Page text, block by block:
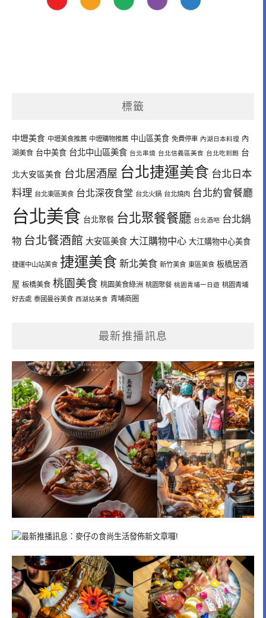
標籤
中壢美食 中壢美食推薦 中壢購物推薦 中山區美食 免費停車 內湖日本料理 內
湖美食 台中美食 台北中山區美食 台北串燒 台北信義區美食 台北吃到飽 台
北大安區美食 台北居酒屋 台北捷運美食 台北日本
料理 台北東區美食 台北深夜食堂 台北火鍋 台北燒肉 台北約會餐廳
台北美食 台北聚餐 台北聚餐餐廳 台北酒吧 台北鍋
物 台北餐酒館 大安區美食 大江購物中心 大江購物中心美食
捷運中山站美食 捷運美食 新北美食 新竹美食 東區美食 板橋居酒
屋 板橋美食 桃園美食 桃園美食綠洲 桃園聚餐 桃園青埔一日遊 桃園青埔
好去處 泰國曼谷美食 西湖站美食 青埔商圈
最新推播訊息